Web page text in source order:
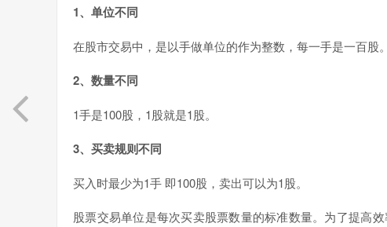
1、单位不同
在股市交易中，是以手做单位的作为整数，每一手是一百股。
2、数量不同
1手是100股，1股就是1股。
3、买卖规则不同
买入时最少为1手 即100股，卖出可以为1股。
股票交易单位是每次买卖股票数量的标准数量。为了提高